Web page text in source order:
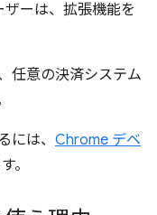
ーは、拡張機能を
任意の決済システム
には、 Chrome デベ
。